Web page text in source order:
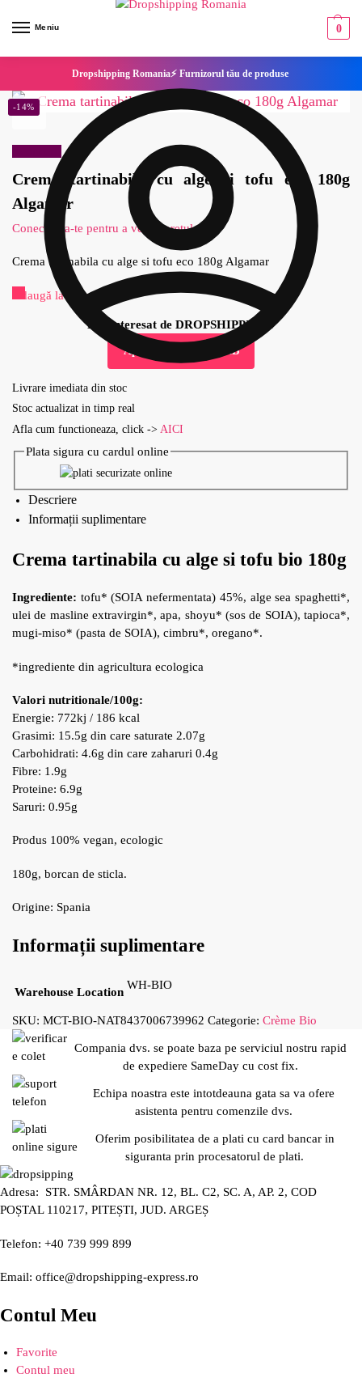
Meniu 0
Dropshipping Romania⚡ Furnizorul tău de produse
Crema tartinabila cu alge si tofu eco 180g
Algamar
Conecteaza-te pentru a vedea pretul
-14%
Crema tartinabila cu alge si tofu eco 180g Algamar
Adaugă la Favorite
Esti interesat de DROPSHIPPING?
Aplica pentru cont B2B
Livrare imediata din stoc
Stoc actualizat in timp real
Afla cum functioneaza, click -> AICI
Plata sigura cu cardul online
Descriere
Informații suplimentare
Crema tartinabila cu alge si tofu bio 180g
Ingrediente: tofu* (SOIA nefermentata) 45%, alge sea spaghetti*,
ulei de masline extravirgin*, apa, shoyu* (sos de SOIA), tapioca*,
mugi-miso* (pasta de SOIA), cimbru*, oregano*.
*ingrediente din agricultura ecologica
Valori nutritionale/100g:
Energie: 772kj / 186 kcal
Grasimi: 15.5g din care saturate 2.07g
Carbohidrati: 4.6g din care zaharuri 0.4g
Fibre: 1.9g
Proteine: 6.9g
Saruri: 0.95g
Produs 100% vegan, ecologic
180g, borcan de sticla.
Origine: Spania
Informații suplimentare
Warehouse Location
WH-BIO
SKU: MCT-BIO-NAT8437006739962 Categorie: Crème Bio
Compania dvs. se poate baza pe serviciul nostru rapid
de expediere SameDay cu cost fix.
Echipa noastra este intotdeauna gata sa va ofere
asistenta pentru comenzile dvs.
Oferim posibilitatea de a plati cu card bancar in
siguranta prin procesatorul de plati.
Adresa: STR. SMÂRDAN NR. 12, BL. C2, SC. A, AP. 2, COD
POȘTAL 110217, PITEȘTI, JUD. ARGEȘ
Telefon: +40 739 999 899
Email: office@dropshipping-express.ro
Contul Meu
Favorite
Contul meu